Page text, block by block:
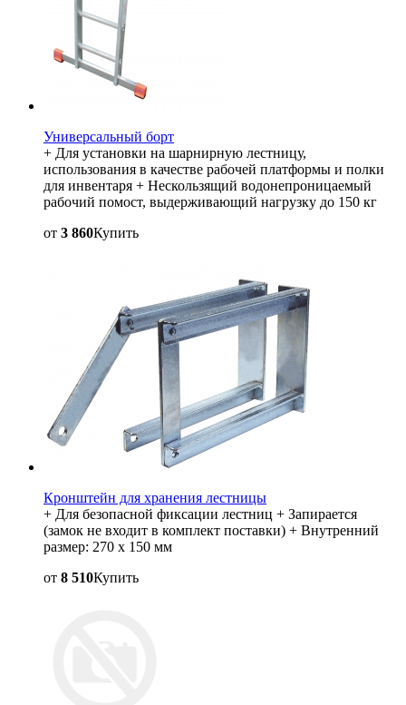
Универсальный борт
+ Для установки на шарнирную лестницу,
использования в качестве рабочей платформы и полки
для инвентаря + Нескользящий водонепроницаемый
рабочий помост, выдерживающий нагрузку до 150 кг
от 3 860Купить
Кронштейн для хранения лестницы
+ Для безопасной фиксации лестниц + Запирается
(замок не входит в комплект поставки) + Внутренний
размер: 270 x 150 мм
от 8 510Купить